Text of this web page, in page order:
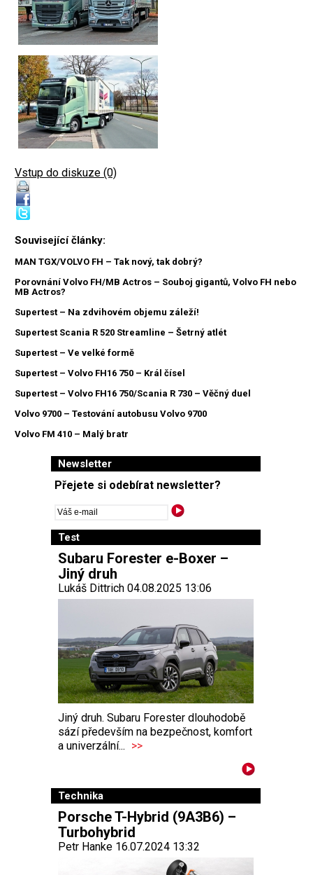
Vstup do diskuze (0)
Související články:
MAN TGX/VOLVO FH – Tak nový, tak dobrý?
Porovnání Volvo FH/MB Actros – Souboj gigantů, Volvo FH nebo
MB Actros?
Supertest – Na zdvihovém objemu záleží!
Supertest Scania R 520 Streamline – Šetrný atlét
Supertest – Ve velké formě
Supertest – Volvo FH16 750 – Král čísel
Supertest – Volvo FH16 750/Scania R 730 – Věčný duel
Volvo 9700 – Testování autobusu Volvo 9700
Volvo FM 410 – Malý bratr
Newsletter
Přejete si odebírat newsletter?
Test
Subaru Forester e-Boxer –
Jiný druh
Lukáš Dittrich 04.08.2025 13:06
Jiný druh. Subaru Forester dlouhodobě
sází především na bezpečnost, komfort
a univerzální... >>
Technika
Porsche T-Hybrid (9A3B6) –
Turbohybrid
Petr Hanke 16.07.2024 13:32